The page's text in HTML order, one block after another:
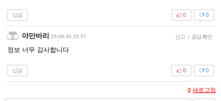
답글 0
0
야만바리 25-09-30 15:57 신고 | 공감 확인
정보 너무 감사합니다
답글 0
0
새로고침